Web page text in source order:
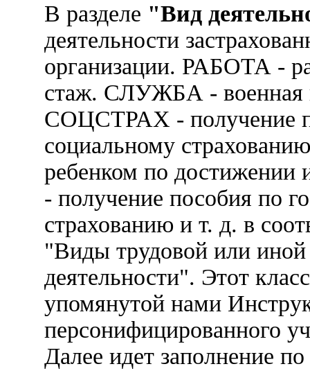
В разделе "Вид
деятельности
организации. РАБОТА -
стаж. СЛУЖБА - военная
СОЦСТРАХ - получение
социальному
ребенком по достижении
- получение пособия по
страхованию и т. д. в
"Виды трудовой или
деятельности". Этот
упомянутой нами
персонифицированного
Далее идет заполнение